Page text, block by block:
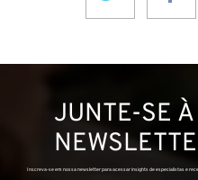
JUNTE-SE
Inscreva-se em nossa newsletter para acessar insights de especialistas e